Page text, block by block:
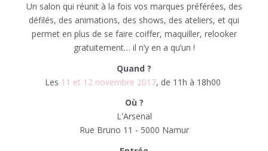
Un salon qui réunit à la fois vos marques préférées, des
défilés, des animations, des shows, des ateliers, et qui
permet en plus de se faire coiffer, maquiller, relooker
gratuitement… il n’y en a qu’un !
Quand ?
Les 11 et 12 novembre 2017, de 11h à 18h00
Où ?
L'Arsenal
Rue Bruno 11 - 5000 Namur